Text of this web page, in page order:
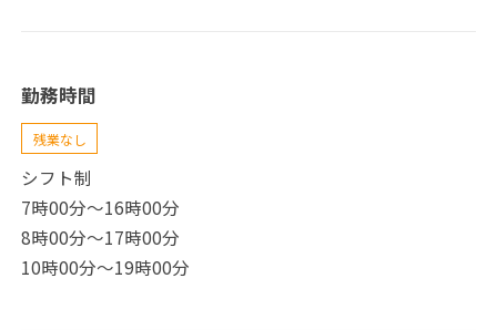
勤務時間
残業なし
シフト制
7時00分〜16時00分
8時00分〜17時00分
10時00分〜19時00分